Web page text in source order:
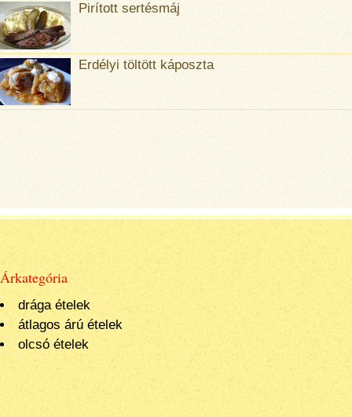
Pirított sertésmáj
Erdélyi töltött káposzta
Árkategória
drága ételek
átlagos árú ételek
olcsó ételek